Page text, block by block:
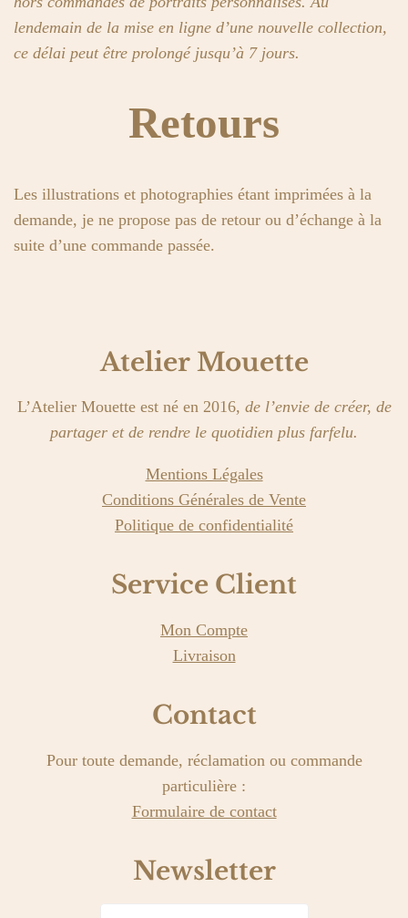
lendemain de la mise en ligne d’une nouvelle collection,
ce délai peut être prolongé jusqu’à 7 jours.
Retours
Les illustrations et photographies étant imprimées à la
demande, je ne propose pas de retour ou d’échange à la
suite d’une commande passée.
Atelier Mouette
L’Atelier Mouette est né en 2016, de l’envie de créer, de
partager et de rendre le quotidien plus farfelu.
Mentions Légales
Conditions Générales de Vente
Politique de confidentialité
Service Client
Mon Compte
Livraison
Contact
Pour toute demande, réclamation ou commande
particulière :
Formulaire de contact
Newsletter